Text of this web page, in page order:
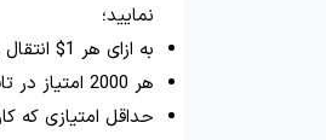
نمایید؛
به ازای هر 1$ انتقال وجه و یا خرید و فروش هم 1 امتیاز تاپ چنج دریافت می نمایید؛
هر 2000 امتیاز در تاپ چنج معادل 1$ می باشد؛
حداقل امتیازی که کاربر